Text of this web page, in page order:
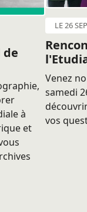
de
à
et
LE 26
Venez
samedi
vos